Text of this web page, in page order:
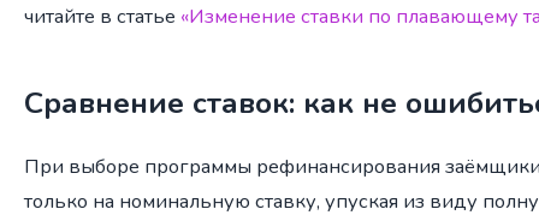
читайте в статье «Изменение ставки по плавающему
Сравнение ставок: как не
При выборе программы рефинансирования заёмщики
только на номинальную ставку, упуская из виду